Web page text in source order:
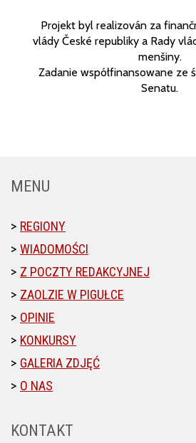
Projekt byl realizován za
vlády České republiky a Rady
menšiny.
Zadanie współfinansowane ze
Senatu.
MENU
REGIONY
WIADOMOŚCI
Z POCZTY REDAKCYJNEJ
ZAOLZIE W PIGUŁCE
OPINIE
KONKURSY
GALERIA ZDJĘĆ
O NAS
KONTAKT